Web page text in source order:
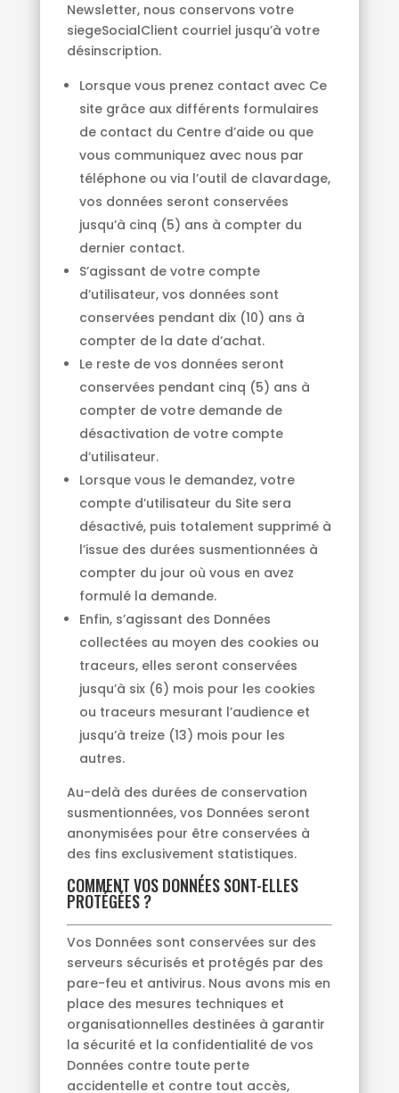
Newsletter, nous conservons votre
siegeSocialClient courriel jusqu’à votre
désinscription.
Lorsque vous prenez contact avec Ce
site grâce aux différents formulaires
de contact du Centre d’aide ou que
vous communiquez avec nous par
téléphone ou via l’outil de clavardage,
vos données seront conservées
jusqu’à cinq (5) ans à compter du
dernier contact.
S’agissant de votre compte
d’utilisateur, vos données sont
conservées pendant dix (10) ans à
compter de la date d’achat.
Le reste de vos données seront
conservées pendant cinq (5) ans à
compter de votre demande de
désactivation de votre compte
d’utilisateur.
Lorsque vous le demandez, votre
compte d’utilisateur du Site sera
désactivé, puis totalement supprimé à
l’issue des durées susmentionnées à
compter du jour où vous en avez
formulé la demande.
Enfin, s’agissant des Données
collectées au moyen des cookies ou
traceurs, elles seront conservées
jusqu’à six (6) mois pour les cookies
ou traceurs mesurant l’audience et
jusqu’à treize (13) mois pour les
autres.
Au-delà des durées de conservation
susmentionnées, vos Données seront
anonymisées pour être conservées à
des fins exclusivement statistiques.
COMMENT VOS DONNÉES SONT-ELLES
PROTÉGÉES ?
Vos Données sont conservées sur des
serveurs sécurisés et protégés par des
pare-feu et antivirus. Nous avons mis en
place des mesures techniques et
organisationnelles destinées à garantir
la sécurité et la confidentialité de vos
Données contre toute perte
accidentelle et contre tout accès,